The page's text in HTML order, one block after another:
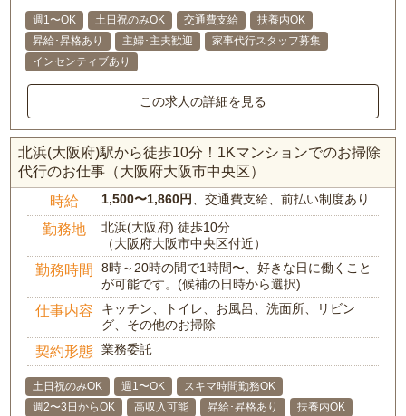
週1〜OK 土日祝のみOK 交通費支給
扶養内OK
昇給･昇格あり
主婦･主夫歓迎
家事代行スタッフ募集
インセンティブあり
この求人の詳細を見る
北浜(大阪府)駅から徒歩10分！1Kマンションでのお掃除
代行のお仕事（大阪府大阪市中央区）
時給 1,500〜1,860円 、交通費支給、前払い制度あり
勤務地
北浜(大阪府) 徒歩10分
（大阪府大阪市中央区付近）
勤務時間
8時～20時の間で1時間〜、好きな日に働くこと
が可能です。(候補の日時から選択)
仕事内容
キッチン、トイレ、お風呂、洗面所、リビン
グ、その他のお掃除
契約形態 業務委託
土日祝のみOK 週1〜OK
スキマ時間勤務OK
週2〜3日からOK
高収入可能 昇給･昇格あり 扶養内OK